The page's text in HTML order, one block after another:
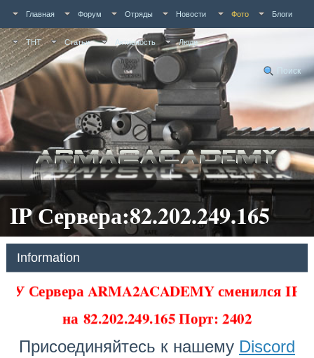
Главная Форум Отряды Новости Фото Блоги
ТНТ Статьи Активность Люди
Поиск
IP Сервера:82.202.249.165
Information
У Сервера ARMA2ACADEMY сменился IP
на82.202.249.165 Порт: 2402
Присоединяйтесь к нашему Discord